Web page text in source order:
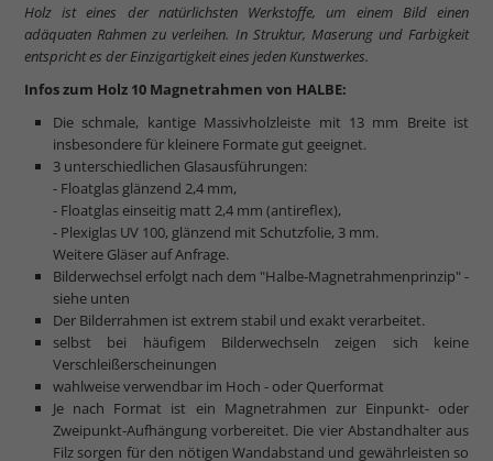
Holz ist eines der natürlichsten Werkstoffe, um einem Bild einen
adäquaten Rahmen zu verleihen. In Struktur, Maserung und Farbigkeit
entspricht es der Einzigartigkeit eines jeden Kunstwerkes.
Infos zum Holz 10 Magnetrahmen von HALBE:
Die schmale, kantige Massivholzleiste mit 13 mm Breite ist
insbesondere für kleinere Formate gut geeignet.
3 unterschiedlichen Glasausführungen:
- Floatglas glänzend 2,4 mm,
- Floatglas einseitig matt 2,4 mm (antireflex),
- Plexiglas UV 100, glänzend mit Schutzfolie, 3 mm.
Weitere Gläser auf Anfrage.
Bilderwechsel erfolgt nach dem "Halbe-Magnetrahmenprinzip" -
siehe unten
Der Bilderrahmen ist extrem stabil und exakt verarbeitet.
selbst bei häufigem Bilderwechseln zeigen sich keine
Verschleißerscheinungen
wahlweise verwendbar im Hoch - oder Querformat
Je nach Format ist ein Magnetrahmen zur Einpunkt- oder
Zweipunkt-Aufhängung vorbereitet. Die vier Abstandhalter aus
Filz sorgen für den nötigen Wandabstand und gewährleisten so